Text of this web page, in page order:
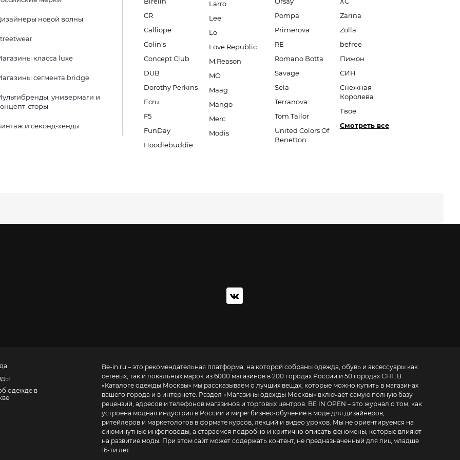
новой волны
класса luxe
сегмента bridge
универмаги и
сторы
и секонд-хенды
CR
Calliope
Colin's
Concept Club
DUB
Dorothy Perkins
Ecru
F5
FunDay
Hoodiebuddie
Larro
Lee
Lo
Love Republic
M.Reason
MO
Maag
Mango
Merc
Modis
Pompa
Primerova
RE
Romano Botta
Savage
Sela
Terranova
Tom Tailor
United Colors Of
Benetton
Zarina
Zolla
befree
Пижон
СИН
Снежная
Королева
Твое
Смотреть все
одежде в
Be-in.ru – это рекомендательная платформа, на которой собраны одежда, обувь и аксессуары как
сетевых, так и локальных марок из 6000 магазинов в 200 городах России и 50 городах СНГ. В
«Каталоге одежды Москвы» мы рассказываем о лучших вещах, которые можно купить в магазинах
вашего города и в интернете. Раздел «Магазины одежды Москвы» включает самую полную базу
рецензий, адресов и телефонов магазинов и торговых центров. BE IN OPEN – это журнал о том, как
устроена модная индустрия в России и мире: бизнес-обучение в моде для дизайнеров,
ритейлеров и маркетологов в формате курсов, лекций и видео уроков. Мы не ориентируемся на
сиюминутные инфоповоды, а стараемся подробно и критично описать феномены, которые влияют
на развитие моды. При этом сайт может содержать контент, не предназначенный для лиц младше
16-ти лет.